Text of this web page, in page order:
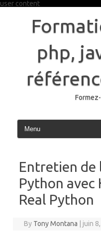
user content
content
php,
Entretien de
Python avec
Real Python
By Tony Montana juin